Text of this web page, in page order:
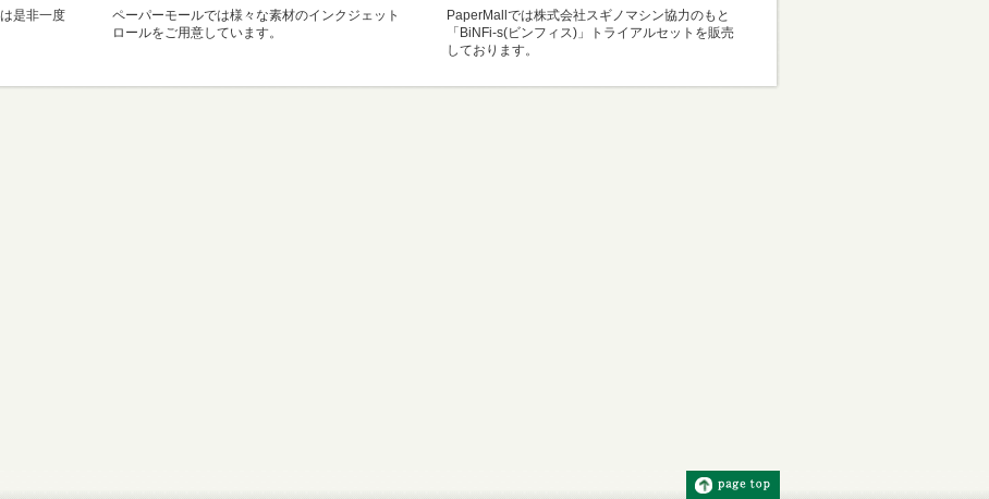
是非一度
ペーパーモールでは様々な素材のインクジェット
ロールをご用意しています。
PaperMallでは株式会社スギノマシン協力のもと
「BiNFi-s(ビンフィス)」トライアルセットを販売
しております。